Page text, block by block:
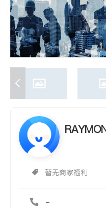
养老
暂无商家福利
-